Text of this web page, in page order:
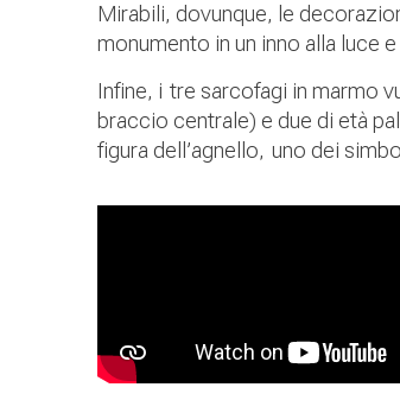
Mirabili, dovunque, le
monumento in un inno alla luce
Infine, i tre sarcofagi in marmo
braccio centrale) e due di età
figura dell’agnello, uno dei